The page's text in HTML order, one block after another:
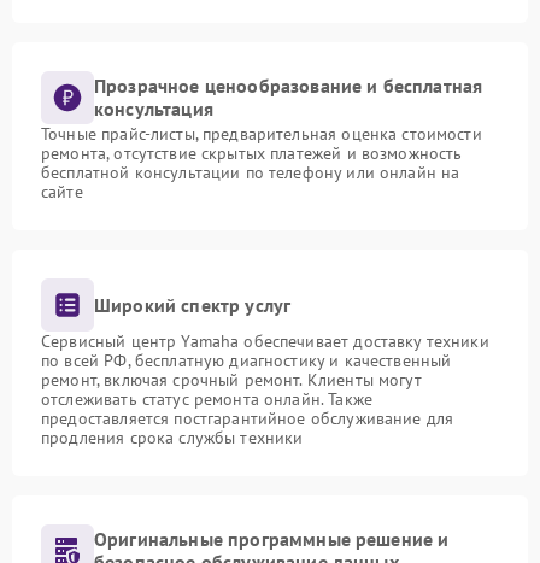
Прозрачное ценообразование и бесплатная
консультация
Точные прайс-листы, предварительная оценка стоимости
ремонта, отсутствие скрытых платежей и возможность
бесплатной консультации по телефону или онлайн на
сайте
Широкий спектр услуг
Сервисный центр Yamaha обеспечивает доставку техники
по всей РФ, бесплатную диагностику и качественный
ремонт, включая срочный ремонт. Клиенты могут
отслеживать статус ремонта онлайн. Также
предоставляется постгарантийное обслуживание для
продления срока службы техники
Оригинальные программные решение и